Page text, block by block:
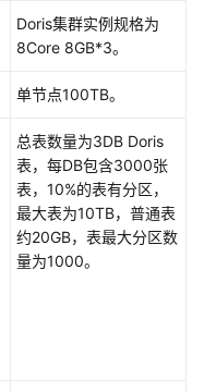
Doris集群实例规格为
8Core 8GB*3。
单节点100TB。
总表数量为3DB Doris
表，每DB包含3000张
表，10%的表有分区，
最大表为10TB，普通表
约20GB，表最大分区数
量为1000。